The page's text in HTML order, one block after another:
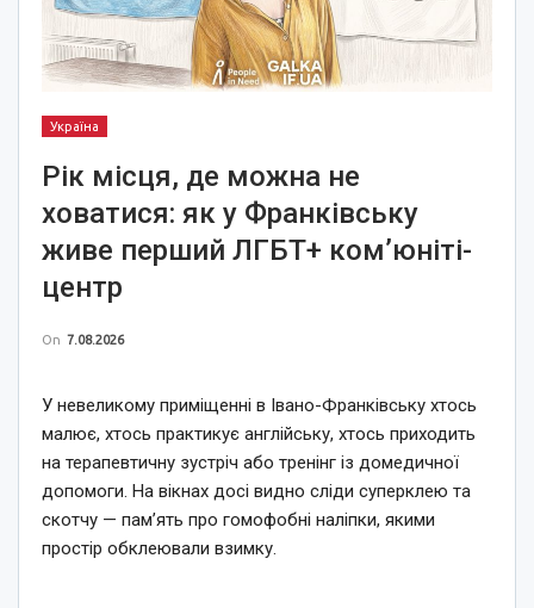
Україна
Рік місця, де можна не
ховатися: як у Франківську
живе перший ЛГБТ+ ком’юніті-
центр
On 7.08.2026
У невеликому приміщенні в Івано-Франківську хтось
малює, хтось практикує англійську, хтось приходить
на терапевтичну зустріч або тренінг із домедичної
допомоги. На вікнах досі видно сліди суперклею та
скотчу — пам’ять про гомофобні наліпки, якими
простір обклеювали взимку.